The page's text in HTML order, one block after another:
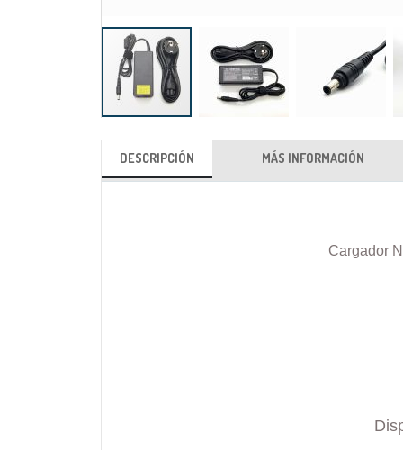
DESCRIPCIÓN
Cargador
MÁS INFORMACIÓN